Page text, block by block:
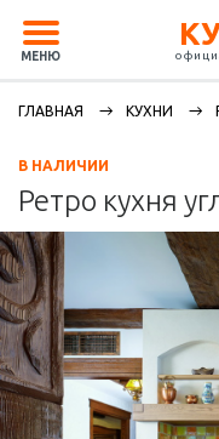
МЕНЮ
ГЛАВНАЯ КУХНИ
В НАЛИЧИИ
Ретро кухня